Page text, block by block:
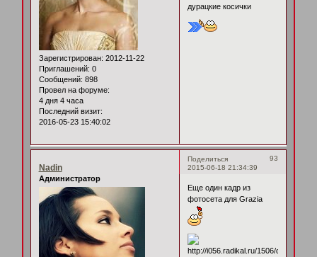
Зарегистрирован: 2012-11-22
Приглашений: 0
Сообщений: 898
Провел на форуме:
4 дня 4 часа
Последний визит:
2016-05-23 15:40:02
дурацкие косички
Поделиться
93
2015-06-18 21:34:39
Nadin
Администратор
Еще один кадр из
фотосета для Grazia